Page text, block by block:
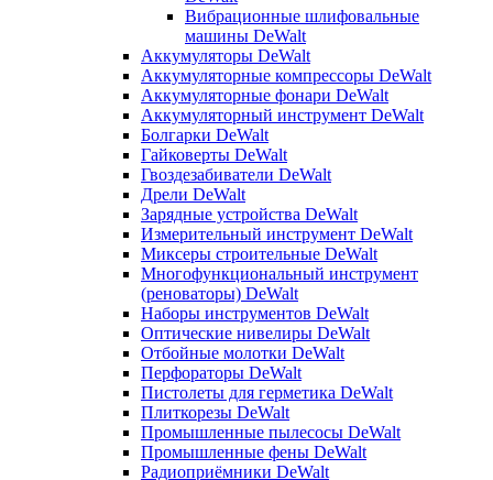
Вибрационные шлифовальные
машины DeWalt
Аккумуляторы DeWalt
Аккумуляторные компрессоры DeWalt
Аккумуляторные фонари DeWalt
Аккумуляторный инструмент DeWalt
Болгарки DeWalt
Гайковерты DeWalt
Гвоздезабиватели DeWalt
Дрели DeWalt
Зарядные устройства DeWalt
Измерительный инструмент DeWalt
Миксеры строительные DeWalt
Многофункциональный инструмент
(реноваторы) DeWalt
Наборы инструментов DeWalt
Оптические нивелиры DeWalt
Отбойные молотки DeWalt
Перфораторы DeWalt
Пистолеты для герметика DeWalt
Плиткорезы DeWalt
Промышленные пылесосы DeWalt
Промышленные фены DeWalt
Радиоприёмники DeWalt